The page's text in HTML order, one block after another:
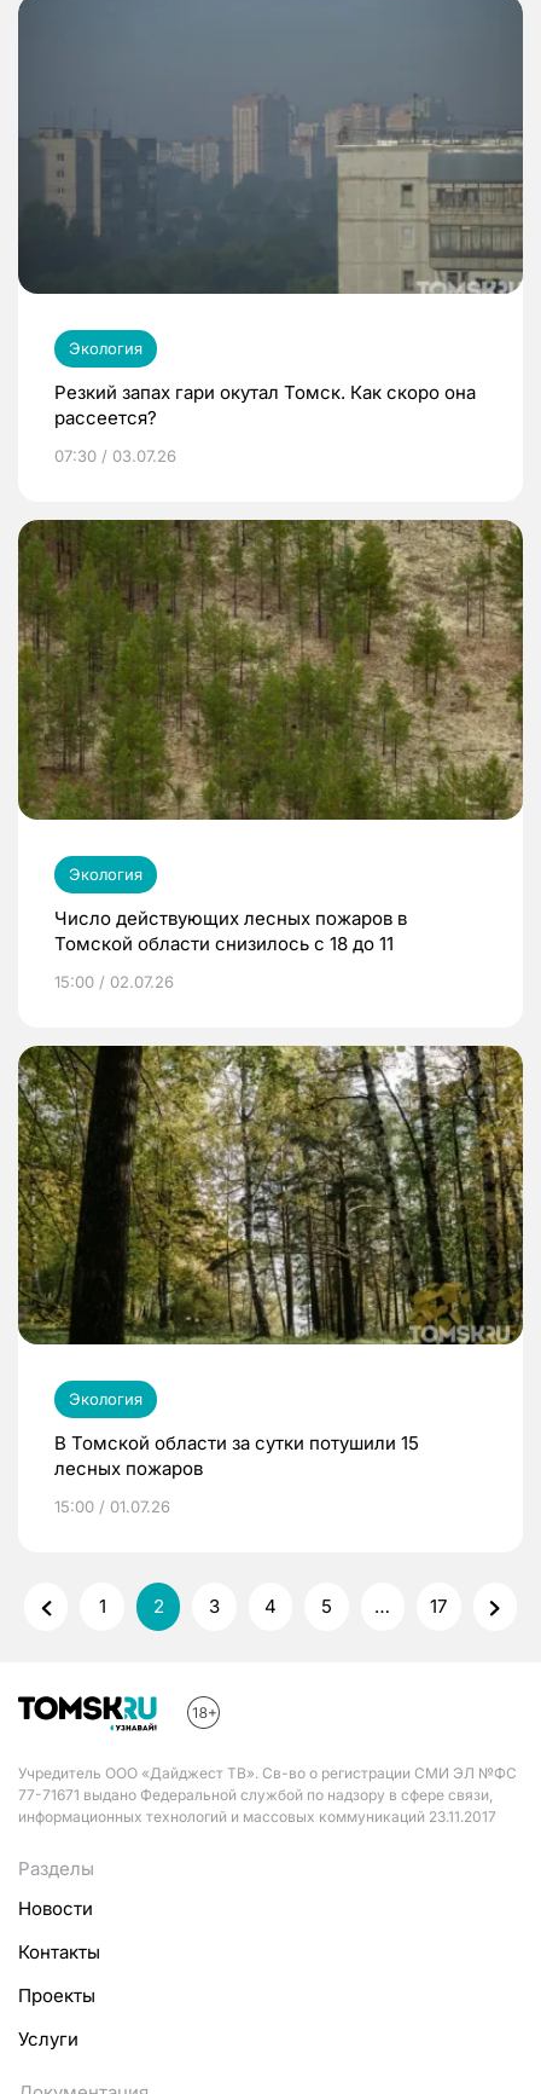
Экология
Резкий запах гари окутал Томск. Как скоро она
рассеется?
07:30 / 03.07.26
Экология
Число действующих лесных пожаров в
Томской области снизилось с 18 до 11
15:00 / 02.07.26
Экология
В Томской области за сутки потушили 15
лесных пожаров
15:00 / 01.07.26
1 2 3 4 5 … 17
Учредитель ООО «Дайджест ТВ». Св-во о регистрации СМИ ЭЛ №ФС
77-71671 выдано Федеральной службой по надзору в сфере связи,
информационных технологий и массовых коммуникаций 23.11.2017
Разделы
Новости
Контакты
Проекты
Услуги